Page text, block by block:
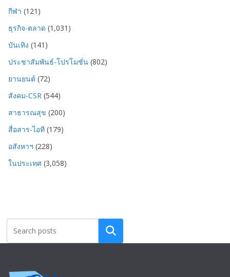
กีฬา (121)
ธุรกิจ-ตลาด (1,031)
บันเทิง (141)
ประชาสัมพันธ์-โปรโมชั่น (802)
ยานยนต์ (72)
สังคม-CSR (544)
สาธารณสุข (200)
สื่อสาร-ไอที (179)
อสังหาฯ (228)
ในประเทศ (3,058)
Search